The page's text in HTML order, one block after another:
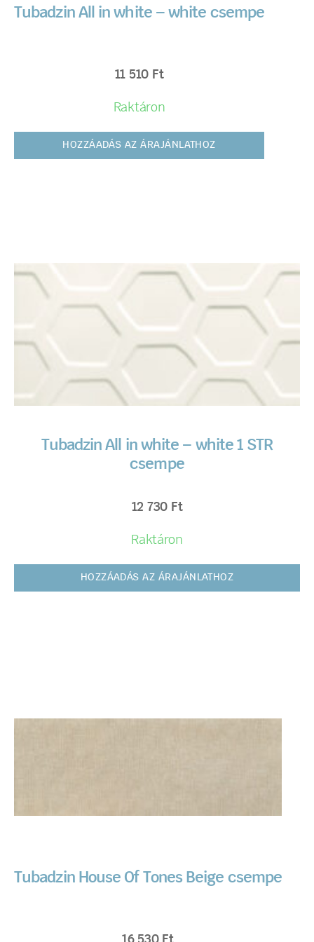
Tubadzin All in white – white csempe
11 510 Ft
Raktáron
HOZZÁADÁS AZ ÁRAJÁNLATHOZ
Tubadzin All in white – white 1 STR
csempe
12 730 Ft
Raktáron
HOZZÁADÁS AZ ÁRAJÁNLATHOZ
Tubadzin House Of Tones Beige csempe